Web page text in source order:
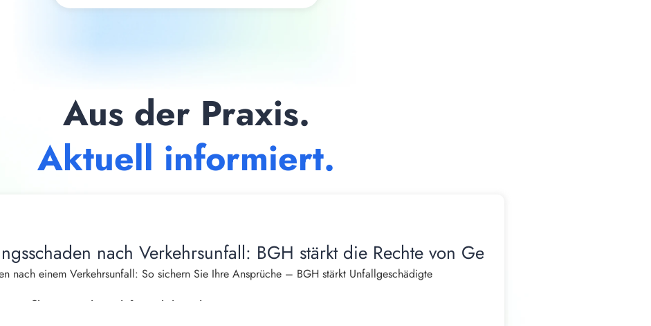
Aus der Praxis.
Aktuell informiert.
nach Verkehrsunfall: BGH stärkt die Rechte von Geschädigten
nach einem Verkehrsunfall: So sichern Sie Ihre Ansprüche – BGH stärkt Unfallgeschädigte
Straßburger, Fachanwalt für Verkehrsrecht